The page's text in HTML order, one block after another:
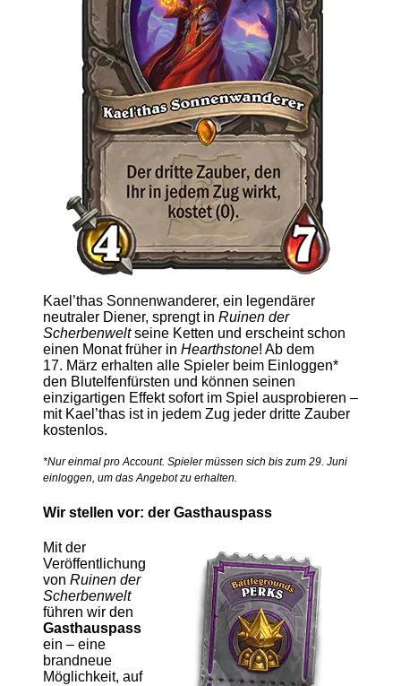
Kael’thas Sonnenwanderer, ein legendärer
neutraler Diener, sprengt in Ruinen der
Scherbenweltseine Ketten und erscheint schon
einen Monat früher in Hearthstone! Ab dem
17. März erhalten alle Spieler beim Einloggen*
den Blutelfenfürsten und können seinen
einzigartigen Effekt sofort im Spiel ausprobieren –
mit Kael’thas ist in jedem Zug jeder dritte Zauber
kostenlos.
*Nur einmal pro Account. Spieler müssen sich bis zum 29. Juni
einloggen, um das Angebot zu erhalten.
Wir stellen vor: der Gasthauspass
Mit der
Veröffentlichung
von Ruinen der
Scherbenwelt
führen wir den
Gasthauspass
ein – eine
brandneue
Möglichkeit, auf